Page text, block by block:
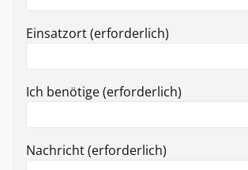
Einsatzort (erforderlich)
Ich benötige (erforderlich)
Nachricht (erforderlich)